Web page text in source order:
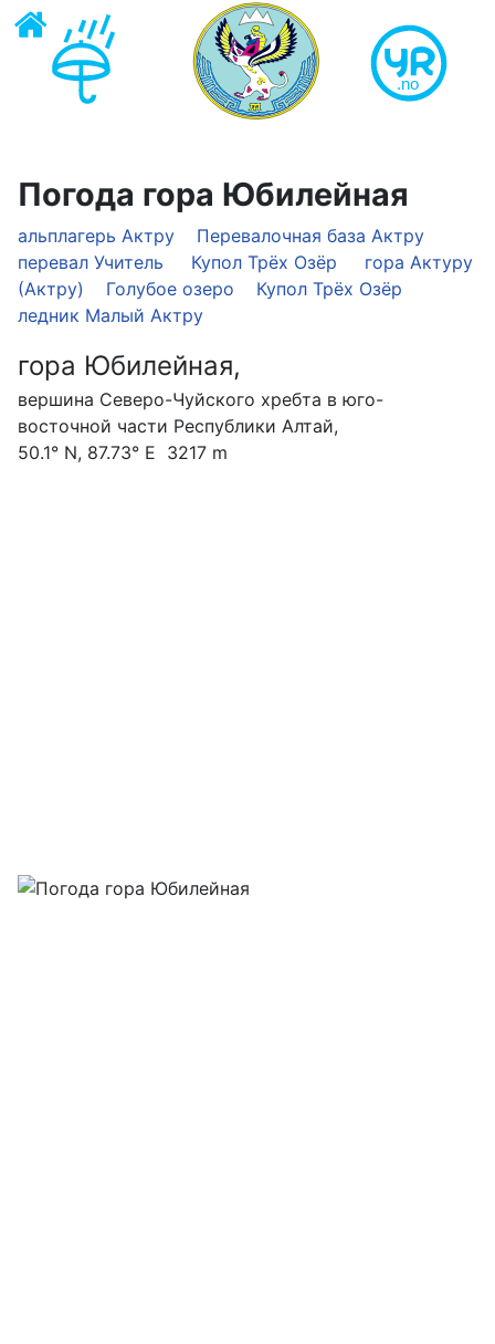
Погода гора Юбилейная
альплагерь Актру
Перевалочная база Актру
перевал Учитель
Купол Трёх Озёр
гора Актуру
(Актру)
Голубое озеро
Купол Трёх Озёр
ледник Малый Актру
гора Юбилейная,
вершина Северо-Чуйского хребта в юго-
восточной части Республики Алтай,
50.1° N, 87.73° E 3217 m